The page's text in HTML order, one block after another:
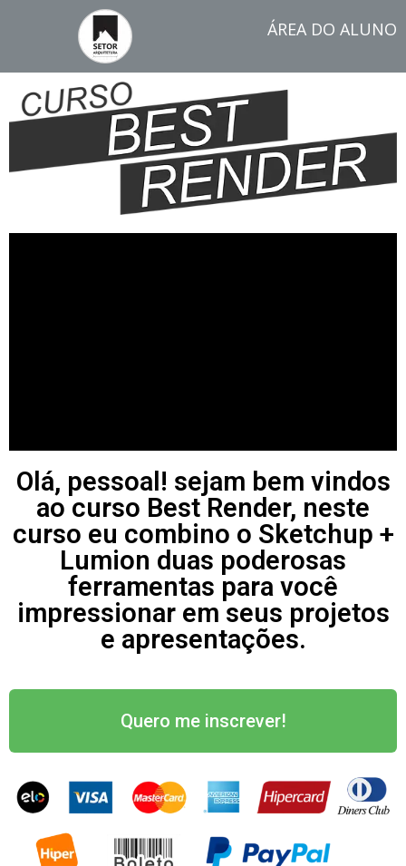
ÁREA DO ALUNO
Olá, pessoal! sejam bem vindos
ao curso Best Render, neste
curso eu combino o Sketchup +
Lumion duas poderosas
ferramentas para você
impressionar em seus projetos
e apresentações.
Quero me inscrever!